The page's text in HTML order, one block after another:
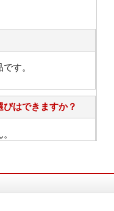
す。
はできますか？
合は、探して取り